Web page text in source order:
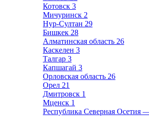
Котовск 3
Мичуринск 2
Нур-Султан 29
Бишкек 28
Алматинская область 26
Каскелен 3
Талгар 3
Капшагай 3
Орловская область 26
Орел 21
Дмитровск 1
Мценск 1
Республика Северная Осетия